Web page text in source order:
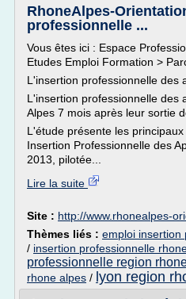
RhoneAlpes-
professionnelle ...
Vous êtes ici : Espace
Etudes Emploi Formation >
L'insertion professionnelle des
L'insertion professionnelle des
Alpes 7 mois après leur sortie
L'étude présente les
Insertion Professionnelle des
2013, pilotée...
Lire la suite
Site : http://www.rhonealpes-
Thèmes liés : emploi insertion
/ insertion professionnelle
professionnelle region
rhone alpes / lyon region